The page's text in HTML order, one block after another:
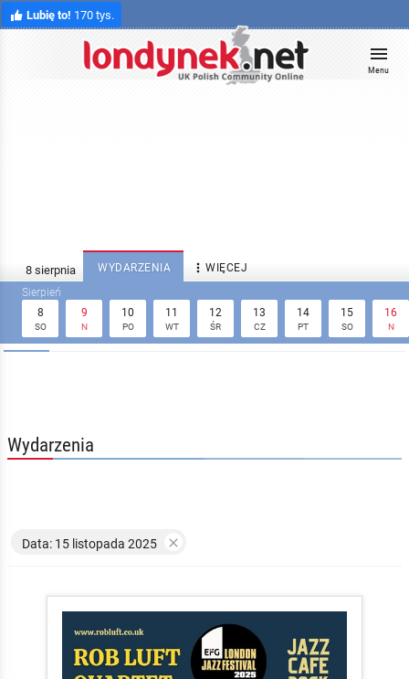
Lubię to! 170 tys.
Menu
WYDARZENIA  WIĘCEJ
8
SO
9
N
10
PO
11
WT
12
ŚR
13
CZ
14
PT
15
SO
16
N
Wydarzenia
Data: 15 listopada 2025 